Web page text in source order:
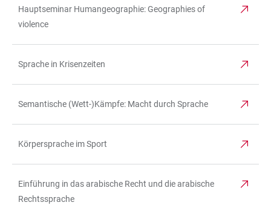
Hauptseminar Humangeographie: Geographies of
violence
Sprache in Krisenzeiten
Semantische (Wett-)Kämpfe: Macht durch Sprache
Körpersprache im Sport
Einführung in das arabische Recht und die arabische
Rechtssprache